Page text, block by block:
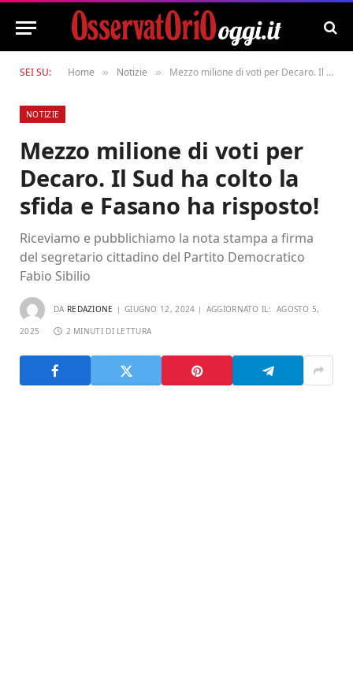
SEI SU: Home » Notizie » Mezzo milione di voti per Decaro. Il Sud ha colto la sfida e Fasano ha risposto!
NOTIZIE
Mezzo milione di voti per
Decaro. Il Sud ha colto la
sfida e Fasano ha risposto!
Riceviamo e pubblichiamo la nota stampa a firma
del segretario cittadino del Partito Democratico
Fabio Sibilio
DA REDAZIONE GIUGNO 12, 2024 AGGIORNATO IL: AGOSTO 5,
2025 2 MINUTI DI LETTURA